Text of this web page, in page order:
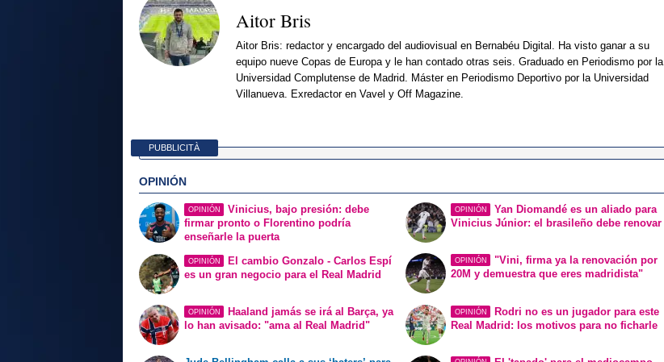
Aitor Bris
Aitor Bris: redactor y encargado del audiovisual en Bernabéu Digital. Ha visto ganar a su
equipo nueve Copas de Europa y le han contado otras seis. Graduado en Periodismo por la
Universidad Complutense de Madrid. Máster en Periodismo Deportivo por la Universidad
Villanueva. Exredactor en Vavel y Off Magazine.
PUBBLICITÀ
OPINIÓN
OPINIÓN
Vinicius, bajo presión: debe
firmar pronto o Florentino podría
enseñarle la puerta
OPINIÓN
El cambio Gonzalo - Carlos Espí
es un gran negocio para el Real Madrid
OPINIÓN
Yan Diomandé es un aliado para
Vinicius Júnior: el brasileño debe renovar
OPINIÓN
"Vini, firma ya la renovación por
20M y demuestra que eres madridista"
OPINIÓN
Haaland jamás se irá al Barça, ya
lo han avisado: "ama al Real Madrid"
OPINIÓN
Rodri no es un jugador para este
Real Madrid: los motivos para no ficharle